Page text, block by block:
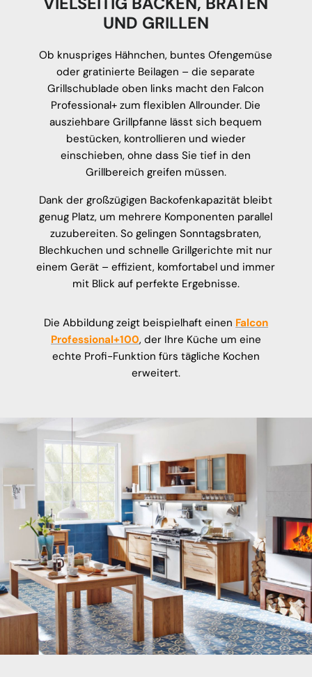
UND GRILLEN
Ob knuspriges Hähnchen, buntes Ofengemüse
oder gratinierte Beilagen – die separate
Grillschublade oben links macht den Falcon
Professional+ zum flexiblen Allrounder. Die
ausziehbare Grillpfanne lässt sich bequem
bestücken, kontrollieren und wieder
einschieben, ohne dass Sie tief in den
Grillbereich greifen müssen.
Dank der großzügigen Backofenkapazität bleibt
genug Platz, um mehrere Komponenten parallel
zuzubereiten. So gelingen Sonntagsbraten,
Blechkuchen und schnelle Grillgerichte mit nur
einem Gerät – effizient, komfortabel und immer
mit Blick auf perfekte Ergebnisse.
Die Abbildung zeigt beispielhaft einen Falcon
Professional+100, der Ihre Küche um eine
echte Profi-Funktion fürs tägliche Kochen
erweitert.